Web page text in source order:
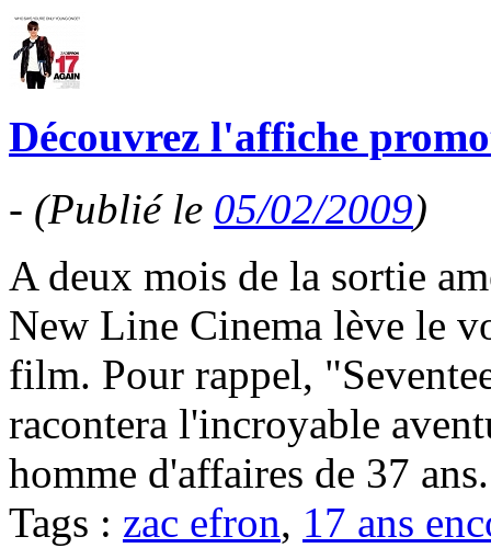
Découvrez l'affiche
- (Publié le 05/02/2009)
A deux mois de la sortie
New Line Cinema lève le
film. Pour rappel,
racontera l'incroyable
homme d'affaires de 37
Tags : zac efron, 17 ans